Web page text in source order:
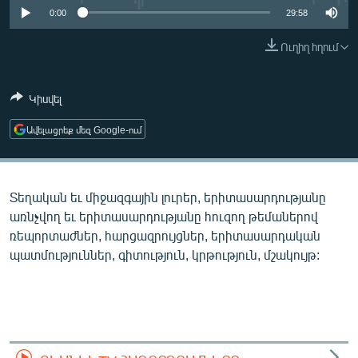
ՄԻՋԱԶԳԱՅԻՆ
ՄԵԿՆԱԲԱՆՈՒԹՅՈՒՆ
ՏՏ ԵՒ ԻՆՏԵՐՆԵՏ
ԿՈՐՈՆԱՎԻՐՈՒՍ
ՏԵՍԱՆՅՈՒԹԵՐ
ԲԱՆԱՎԵՃ
Հայերեն
0:00 29:58
Ուղիղ հղում
Կիսվել
Ավելացրեք մեզ Google-ում
Տեղական եւ միջազգային լուրեր, երիտասարդությանը
առնչվող եւ երիտասարդությանը հուզող թեմաներով
ռեպորտաժներ, հարցազրույցներ, երիտասարդական
պատմություններ, գիտություն, կրթություն, մշակույթ: